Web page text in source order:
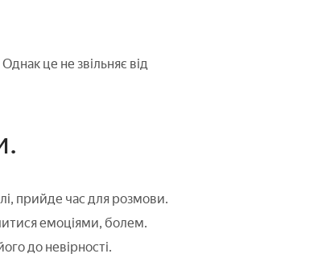
це не звільняє від
прийде час для розмови.
емоціями, болем.
до невірності.